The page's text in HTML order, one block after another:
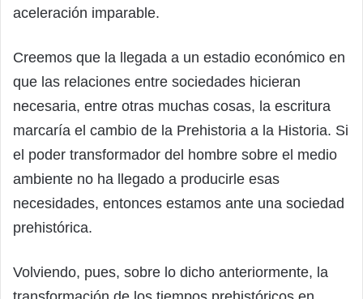
aceleración imparable.
Creemos que la llegada a un estadio económico en
que las relaciones entre sociedades hicieran
necesaria, entre otras muchas cosas, la escritura
marcaría el cambio de la Prehistoria a la Historia. Si
el poder transformador del hombre sobre el medio
ambiente no ha llegado a producirle esas
necesidades, entonces estamos ante una sociedad
prehistórica.
Volviendo, pues, sobre lo dicho anteriormente, la